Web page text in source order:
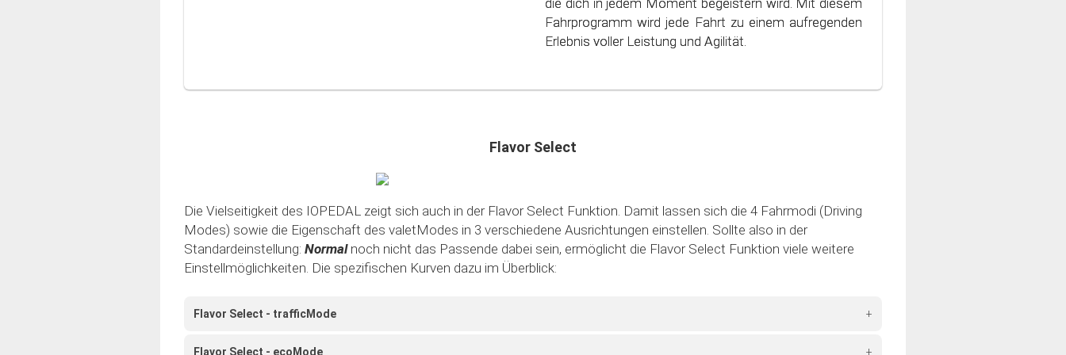
schonen. Steig ein in die Welt des bewussten und
sparsamen Fahrens!
Fahrprogramm wird jede Fahrt zu einem aufregenden
Erlebnis voller Leistung und Agilität.
Flavor Select
Die Vielseitigkeit des IOPEDAL zeigt sich auch in der Flavor Select Funktion. Damit lassen sich die 4 Fahrmodi (Driving
Modes) sowie die Eigenschaft des valetModes in 3 verschiedene Ausrichtungen einstellen. Sollte also in der
Standardeinstellung: Normal noch nicht das Passende dabei sein, ermöglicht die Flavor Select Funktion viele weitere
Einstellmöglichkeiten. Die spezifischen Kurven dazu im Überblick:
Flavor Select - trafficMode +
Flavor Select - ecoMode +